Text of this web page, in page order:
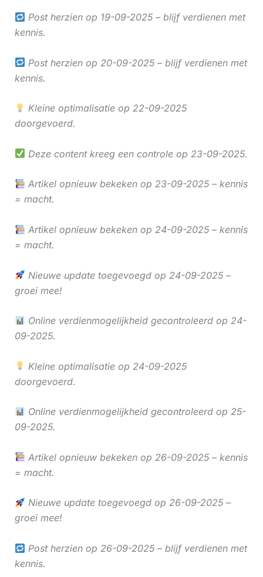
Post herzien op 19-09-2025 – blijf verdienen met
kennis.
Post herzien op 20-09-2025 – blijf verdienen met
kennis.
Kleine optimalisatie op 22-09-2025
doorgevoerd.
Deze content kreeg een controle op 23-09-2025.
Artikel opnieuw bekeken op 23-09-2025 – kennis
= macht.
Artikel opnieuw bekeken op 24-09-2025 – kennis
= macht.
Nieuwe update toegevoegd op 24-09-2025 –
groei mee!
Online verdienmogelijkheid gecontroleerd op 24-
09-2025.
Kleine optimalisatie op 24-09-2025
doorgevoerd.
Online verdienmogelijkheid gecontroleerd op 25-
09-2025.
Artikel opnieuw bekeken op 26-09-2025 – kennis
= macht.
Nieuwe update toegevoegd op 26-09-2025 –
groei mee!
Post herzien op 26-09-2025 – blijf verdienen met
kennis.